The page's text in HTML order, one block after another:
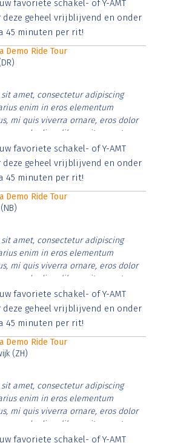
vitae risus tristique posuere.
favoriete schakel- of Y-AMT
deze geheel vrijblijvend en onder
45 minuten per rit!
Demo Ride Tour
amet, consectetur adipiscing
enim in eros elementum
mi quis viverra ornare, eros dolor
diam libero vitae erat.
et justo cursus id rutrum lorem
vitae risus tristique posuere.
favoriete schakel- of Y-AMT
deze geheel vrijblijvend en onder
45 minuten per rit!
Demo Ride Tour
amet, consectetur adipiscing
enim in eros elementum
mi quis viverra ornare, eros dolor
diam libero vitae erat.
et justo cursus id rutrum lorem
vitae risus tristique posuere.
favoriete schakel- of Y-AMT
deze geheel vrijblijvend en onder
45 minuten per rit!
Demo Ride Tour
(ZH)
amet, consectetur adipiscing
enim in eros elementum
mi quis viverra ornare, eros dolor
diam libero vitae erat.
et justo cursus id rutrum lorem
favoriete schakel- of Y-AMT